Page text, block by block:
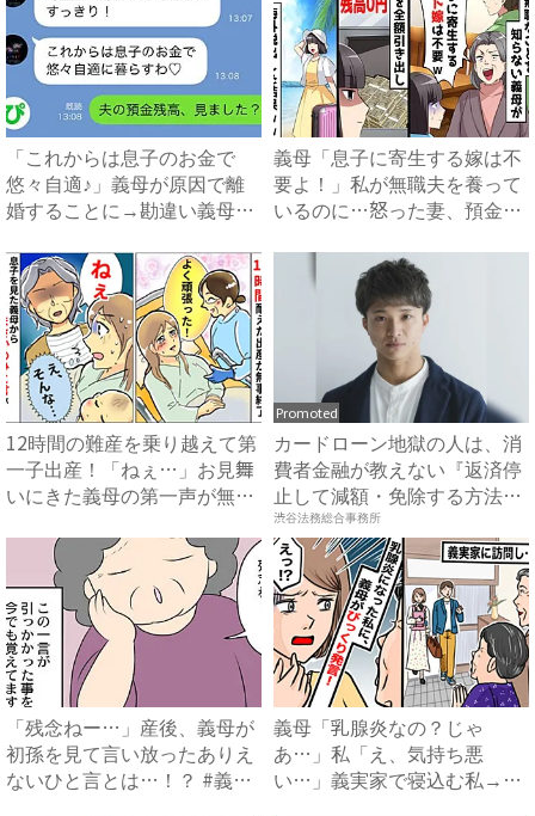
「これからは息子のお金で
悠々自適♪」義母が原因で離
婚することに→勘違い義母に
義母「息子に寄生する嫁は不
要よ！」私が無職夫を養って
いるのに…怒った妻、預金残
12時間の難産を乗り越えて第
一子出産！「ねぇ…」お見舞
いにきた義母の第一声が無
Promoted
カードローン地獄の人は、消
費者金融が教えない『返済停
止して減額・免除する方法』
で...
渋谷法務総合事務所
「残念ねー…」産後、義母が
初孫を見て言い放ったありえ
ないひと言とは…！？ #義
義母「乳腺炎なの？じゃ
あ…」私「え、気持ち悪
い…」義実家で寝込む私→思